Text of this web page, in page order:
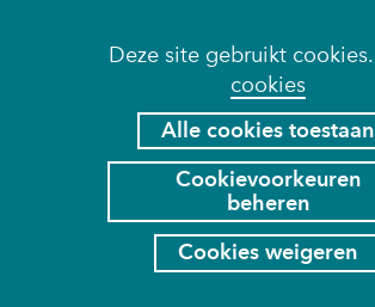
Cookies
toestaan?
Deze site gebruikt cookies.
cookies
kan
gebruik
cookies
Alle cookies toestaan
Cookievoorkeuren
beheren
Cookies weigeren